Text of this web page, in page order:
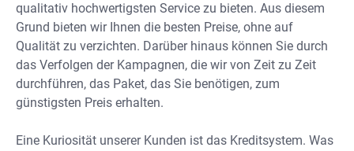
qualitativ hochwertigsten Service zu bieten. Aus diesem
Grund bieten wir Ihnen die besten Preise, ohne auf
Qualität zu verzichten. Darüber hinaus können Sie durch
das Verfolgen der Kampagnen, die wir von Zeit zu Zeit
durchführen, das Paket, das Sie benötigen, zum
günstigsten Preis erhalten.
Eine Kuriosität unserer Kunden ist das Kreditsystem. Was